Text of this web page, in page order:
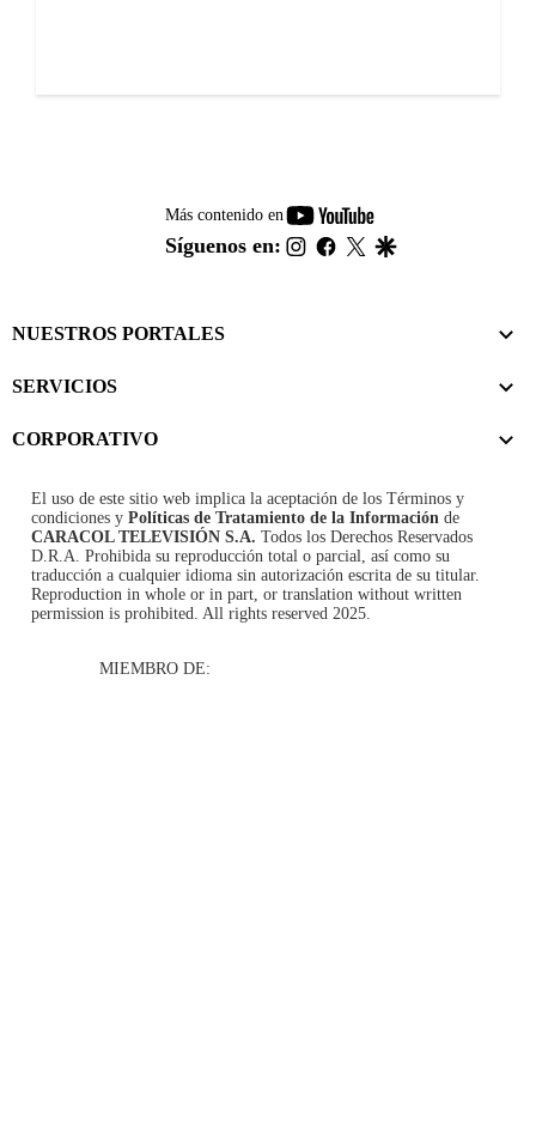
Más contenido en
youtube-
footer
Síguenos en: instagram
facebook
twitter
NUESTROS PORTALES
SERVICIOS
CORPORATIVO
El uso de este sitio web implica la aceptación de los Términos y
condiciones y Políticas de Tratamiento de la Información de
CARACOL TELEVISIÓN S.A. Todos los Derechos Reservados
D.R.A. Prohibida su reproducción total o parcial, así como su
traducción a cualquier idioma sin autorización escrita de su titular.
Reproduction in whole or in part, or translation without written
permission is prohibited. All rights reserved 2025.
MIEMBRO DE: